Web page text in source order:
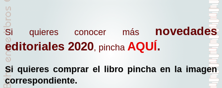
Si quieres conocer más novedades
editoriales 2020, pincha AQUÍ.
Si quieres comprar el libro pincha en la imagen
correspondiente.